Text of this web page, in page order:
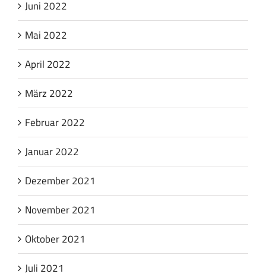
Juni 2022
Mai 2022
April 2022
März 2022
Februar 2022
Januar 2022
Dezember 2021
November 2021
Oktober 2021
Juli 2021